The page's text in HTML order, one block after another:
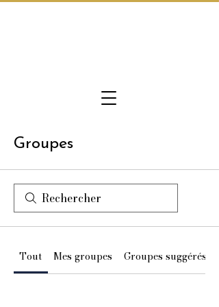
Groupes
Tout Mes groupes Groupes suggérés